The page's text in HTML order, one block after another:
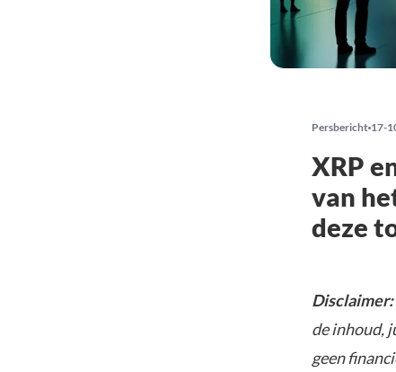
Persbericht 17-
XRP
van
deze
Disclaimer:
de inhoud,
geen